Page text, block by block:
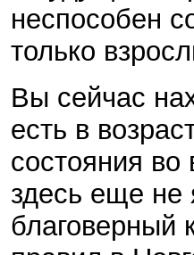
неспособен
только
Вы сейчас
есть в
состояния во
здесь еще не
благоверный